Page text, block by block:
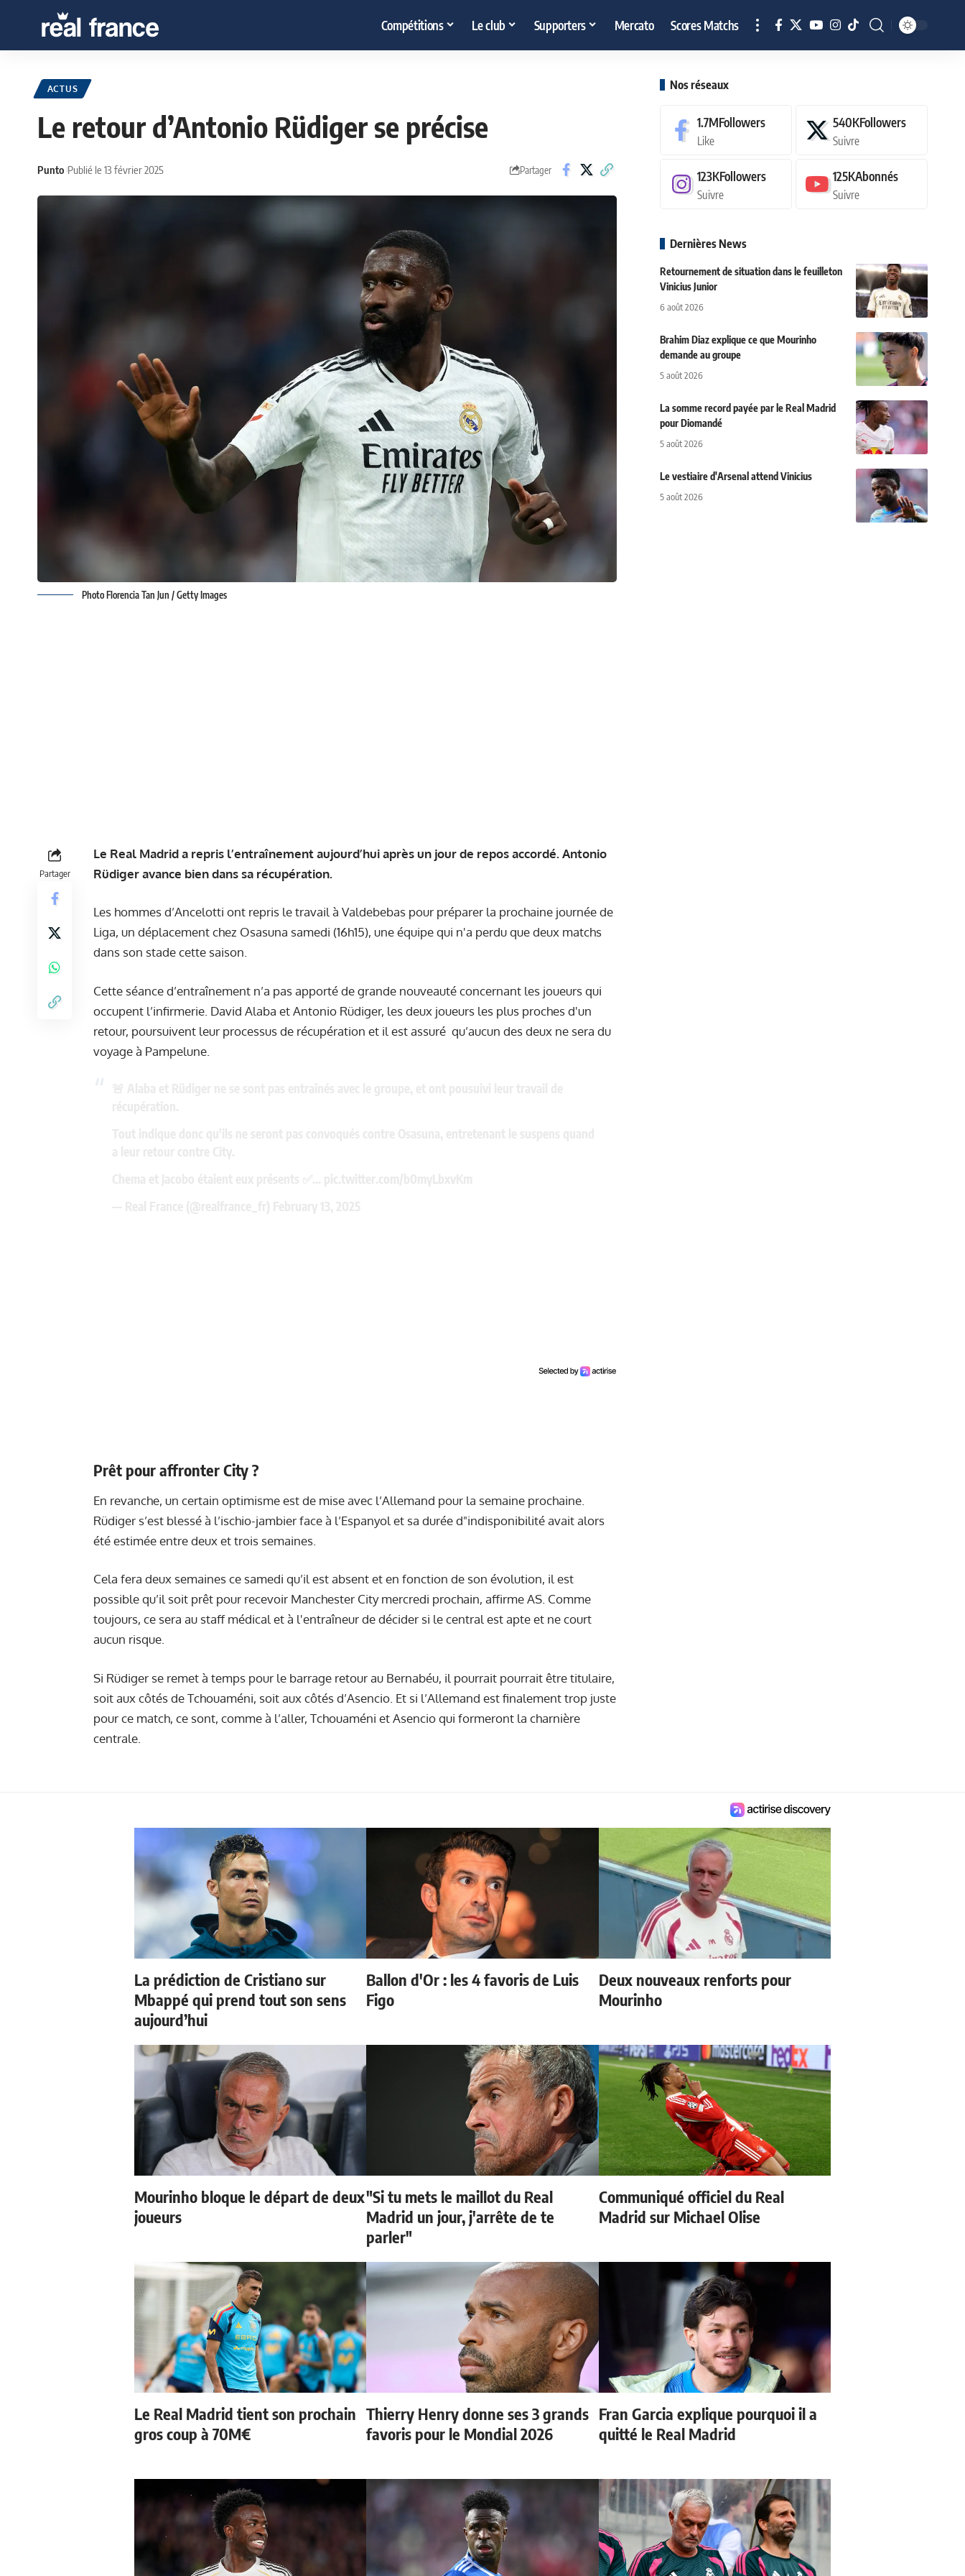
Compétitions Le club Supporters Mercato Scores Matchs
ACTUS
Le retour d’Antonio Rüdiger se précise
Punto Publié le 13 février 2025 Partager
Photo Florencia Tan Jun / Getty Images
Partager
Le Real Madrid a repris l’entraînement aujourd’hui après un jour de repos accordé. Antonio
Rüdiger avance bien dans sa récupération.
Les hommes d’Ancelotti ont repris le travail à Valdebebas pour préparer la prochaine journée de
Liga, un déplacement chez Osasuna samedi (16h15), une équipe qui n'a perdu que deux matchs
dans son stade cette saison.
Cette séance d’entraînement n’a pas apporté de grande nouveauté concernant les joueurs qui
occupent l’infirmerie. David Alaba et Antonio Rüdiger, les deux joueurs les plus proches d'un
retour, poursuivent leur processus de récupération et il est assuré qu’aucun des deux ne sera du
voyage à Pampelune.
Prêt pour affronter City ?
En revanche, un certain optimisme est de mise avec l’Allemand pour la semaine prochaine.
Rüdiger s’est blessé à l’ischio-jambier face à l’Espanyol et sa durée d"indisponibilité avait alors
été estimée entre deux et trois semaines.
Cela fera deux semaines ce samedi qu’il est absent et en fonction de son évolution, il est
possible qu’il soit prêt pour recevoir Manchester City mercredi prochain, affirme AS. Comme
toujours, ce sera au staff médical et à l'entraîneur de décider si le central est apte et ne court
aucun risque.
Si Rüdiger se remet à temps pour le barrage retour au Bernabéu, il pourrait pourrait être titulaire,
soit aux côtés de Tchouaméni, soit aux côtés d’Asencio. Et si l’Allemand est finalement trop juste
pour ce match, ce sont, comme à l’aller, Tchouaméni et Asencio qui formeront la charnière
centrale.
Nos réseaux
1.7MFollowers
Like
540KFollowers
Suivre
123KFollowers
Suivre
125KAbonnés
Suivre
Dernières News
Retournement de situation dans le feuilleton
Vinicius Junior
6 août 2026
Brahim Diaz explique ce que Mourinho
demande au groupe
5 août 2026
La somme record payée par le Real Madrid
pour Diomandé
5 août 2026
Le vestiaire d'Arsenal attend Vinicius
5 août 2026
La prédiction de Cristiano sur
Mbappé qui prend tout son sens
aujourd’hui
Ballon d'Or : les 4 favoris de Luis
Figo
Deux nouveaux renforts pour
Mourinho
Mourinho bloque le départ de deux
joueurs
"Si tu mets le maillot du Real
Madrid un jour, j'arrête de te
parler"
Communiqué officiel du Real
Madrid sur Michael Olise
Le Real Madrid tient son prochain
gros coup à 70M€
Thierry Henry donne ses 3 grands
favoris pour le Mondial 2026
Fran Garcia explique pourquoi il a
quitté le Real Madrid